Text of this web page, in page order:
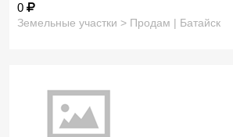
0
Земельные участки > Продам | Батайск